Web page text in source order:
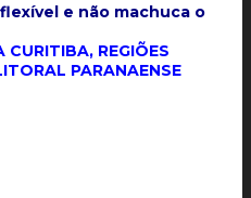
e não machuca o
CURITIBA, REGIÕES
PARANAENSE